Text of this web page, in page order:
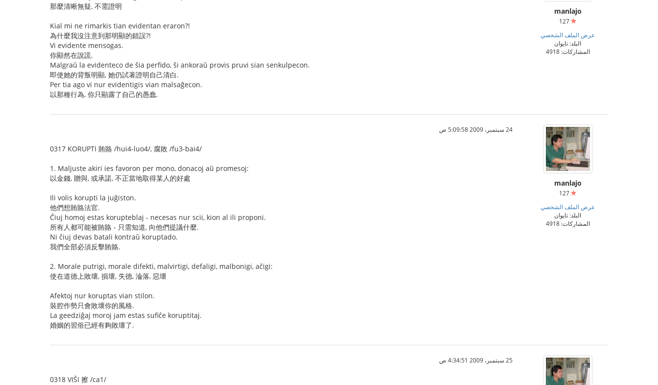
manlajo
127
عرض الملف الشخصي
البلد: تايوان
المشاركات: 4918
那麼清晰無疑, 不需證明
Kial mi ne rimarkis tian evidentan eraron?!
為什麼我沒注意到那明顯的錯誤?!
Vi evidente mensogas.
你顯然在說謊.
Malgraŭ la evidenteco de ŝia perfido, ŝi ankoraŭ provis pruvi sian senkulpecon.
即使她的背叛明顯, 她仍試著證明自己清白.
Per tia ago vi nur evidentigis vian malsaĝecon.
以那種行為, 你只顯露了自己的愚蠢.
manlajo
127
عرض الملف الشخصي
البلد: تايوان
المشاركات: 4918
24 سبتمبر، 2009 5:09:58 ص
0317 KORUPTI 賄賂 /hui4-luo4/, 腐敗 /fu3-bai4/
1. Maljuste akiri ies favoron per mono, donacoj aŭ promesoj:
以金錢, 贈與, 或承諾, 不正當地取得某人的好處
Ili volis korupti la juĝiston.
他們想賄賂法官.
Ĉiuj homoj estas korupteblaj - necesas nur scii, kion al ili proponi.
所有人都可能被賄賂 - 只需知道, 向他們提議什麼.
Ni ĉiuj devas batali kontraŭ koruptado.
我們全部必須反擊賄賂.
2. Morale putrigi, morale difekti, malvirtigi, defaligi, malbonigi, aĉigi:
使在道德上敗壞, 損壞, 失德, 淪落, 惡壞
Afektoj nur koruptas vian stilon.
裝腔作勢只會敗壞你的風格.
La geedziĝaj moroj jam estas sufiĉe koruptitaj.
婚姻的習俗已經有夠敗壞了.
25 سبتمبر، 2009 4:34:51 ص
0318 VIŜI 擦 /ca1/